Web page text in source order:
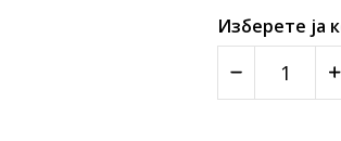
Изберете ја